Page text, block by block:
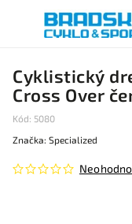
Cyklistický
Cross Over
Kód: 5080
Značka: Specialized